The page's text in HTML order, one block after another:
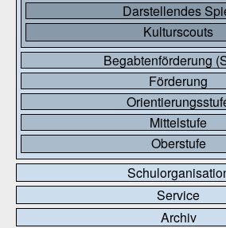
Darstellendes
Kulturscouts
Begabtenförderung
Förderung
Mittelstufe
Oberstufe
Service
Archiv